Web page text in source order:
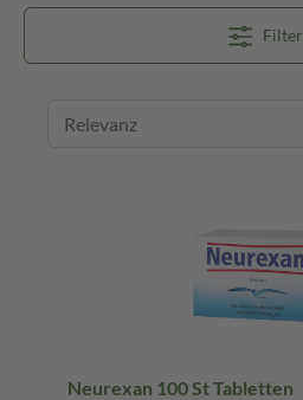
Filter
Neurexan 100 St Tabletten